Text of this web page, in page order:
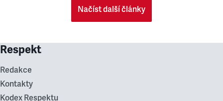
Načíst další články
Respekt
Redakce
Kontakty
Kodex Respektu